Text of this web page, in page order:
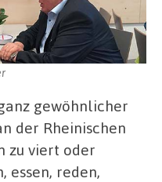
gewöhnlicher
der Rheinischen
zu viert oder
essen, reden,